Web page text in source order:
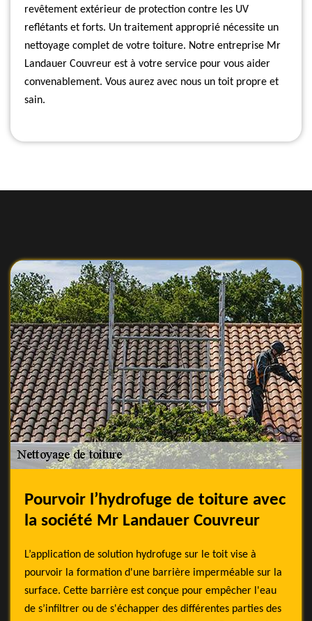
revêtement extérieur de protection contre les UV
reflétants et forts. Un traitement approprié nécessite un
nettoyage complet de votre toiture. Notre entreprise Mr
Landauer Couvreur est à votre service pour vous aider
convenablement. Vous aurez avec nous un toit propre et
sain.
Pourvoir l’hydrofuge de toiture avec
la société Mr Landauer Couvreur
L’application de solution hydrofuge sur le toit vise à
pourvoir la formation d'une barrière imperméable sur la
surface. Cette barrière est conçue pour empêcher l'eau
de s’infiltrer ou de s'échapper des différentes parties des